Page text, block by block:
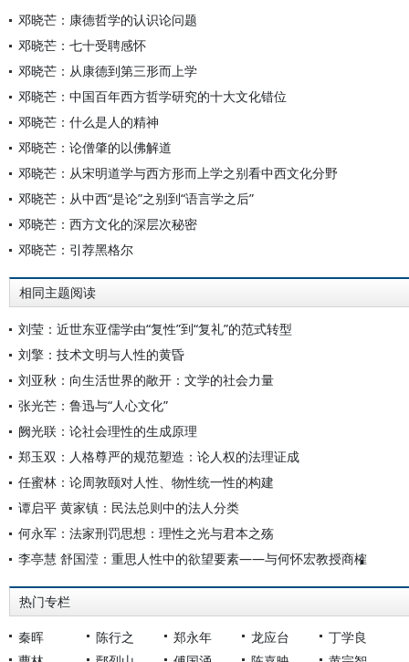
邓晓芒：康德哲学的认识论问题
邓晓芒：七十受聘感怀
邓晓芒：从康德到第三形而上学
邓晓芒：中国百年西方哲学研究的十大文化错位
邓晓芒：什么是人的精神
邓晓芒：论僧肇的以佛解道
邓晓芒：从宋明道学与西方形而上学之别看中西文化分野
邓晓芒：从中西“是论”之别到“语言学之后”
邓晓芒：西方文化的深层次秘密
邓晓芒：引荐黑格尔
相同主题阅读
刘莹：近世东亚儒学由“复性”到“复礼”的范式转型
刘擎：技术文明与人性的黄昏
刘亚秋：向生活世界的敞开：文学的社会力量
张光芒：鲁迅与“人心文化”
阙光联：论社会理性的生成原理
郑玉双：人格尊严的规范塑造：论人权的法理证成
任蜜林：论周敦颐对人性、物性统一性的构建
谭启平 黄家镇：民法总则中的法人分类
何永军：法家刑罚思想：理性之光与君本之殇
李亭慧 舒国滢：重思人性中的欲望要素——与何怀宏教授商榷
热门专栏
秦晖 陈行之 郑永年 龙应台
丁学良